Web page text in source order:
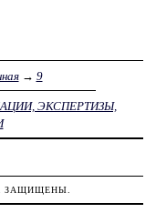
→ 9
ЭКСПЕРТИЗЫ,
ЗАЩИЩЕНЫ.